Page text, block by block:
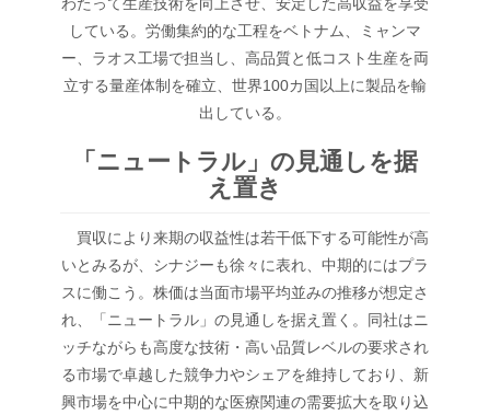
している。労働集約的な工程をベトナム、ミャンマ
ー、ラオス工場で担当し、高品質と低コスト生産を両
立する量産体制を確立、世界100カ国以上に製品を輸
出している。
「ニュートラル」の見通しを据
え置き
買収により来期の収益性は若干低下する可能性が高
いとみるが、シナジーも徐々に表れ、中期的にはプラ
スに働こう。株価は当面市場平均並みの推移が想定さ
れ、「ニュートラル」の見通しを据え置く。同社はニ
ッチながらも高度な技術・高い品質レベルの要求され
る市場で卓越した競争力やシェアを維持しており、新
興市場を中心に中期的な医療関連の需要拡大を取り込